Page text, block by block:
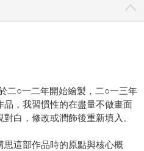
二○一二年開始繪製，二○一三年
，我習慣性的在盡量不做畫面
白，修改或潤飾後重新填入。
這部作品時的原點與核心概